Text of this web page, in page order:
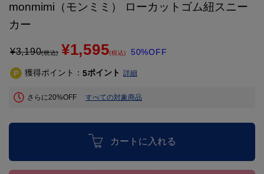
monmimi（モンミミ） ローカットゴム紐スニー
カー
¥3,190(税込) ¥1,595(税込) 50%OFF
獲得ポイント： 5ポイント 詳細
さらに20%OFF すべての対象商品
カートに入れる